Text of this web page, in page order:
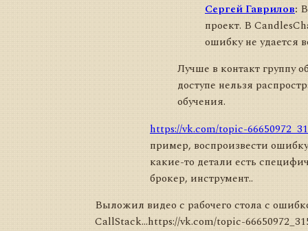
Сергей Гаврилов:
проект. В
ошибку не удается
Лучше в контакт группу
доступе нельзя
обучения.
https://vk.com/topic-
пример, воспроизвести
какие-то детали есть
брокер, инструмент..
Выложил видео с рабочего стола с
CallStack...https://vk.com/topic-